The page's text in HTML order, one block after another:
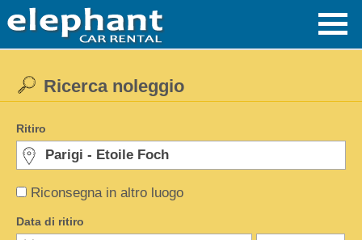
Riconsegna in altro luogo
Ricerca noleggio
Ritiro
Data di ritiro